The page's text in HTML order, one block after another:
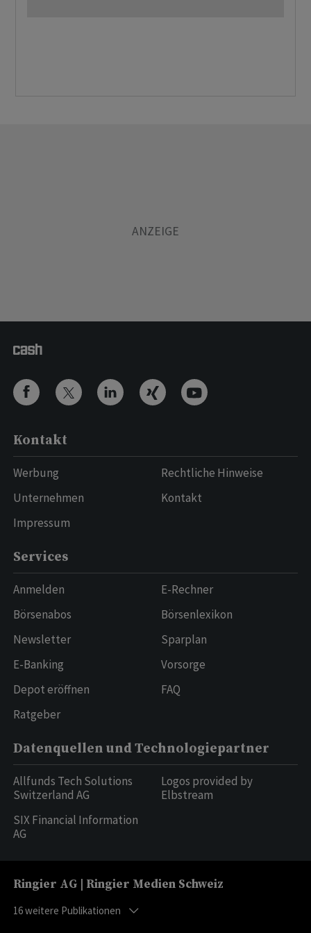
Kontakt
Werbung
Unternehmen
Impressum
Rechtliche Hinweise
Kontakt
Services
Anmelden
Börsenabos
Newsletter
E-Banking
Depot eröffnen
Ratgeber
E-Rechner
Börsenlexikon
Sparplan
Vorsorge
FAQ
Datenquellen und Technologiepartner
Allfunds Tech Solutions
Switzerland AG
SIX Financial Information
AG
Logos provided by
Elbstream
Ringier AG | Ringier Medien Schweiz
16weitere Publikationen